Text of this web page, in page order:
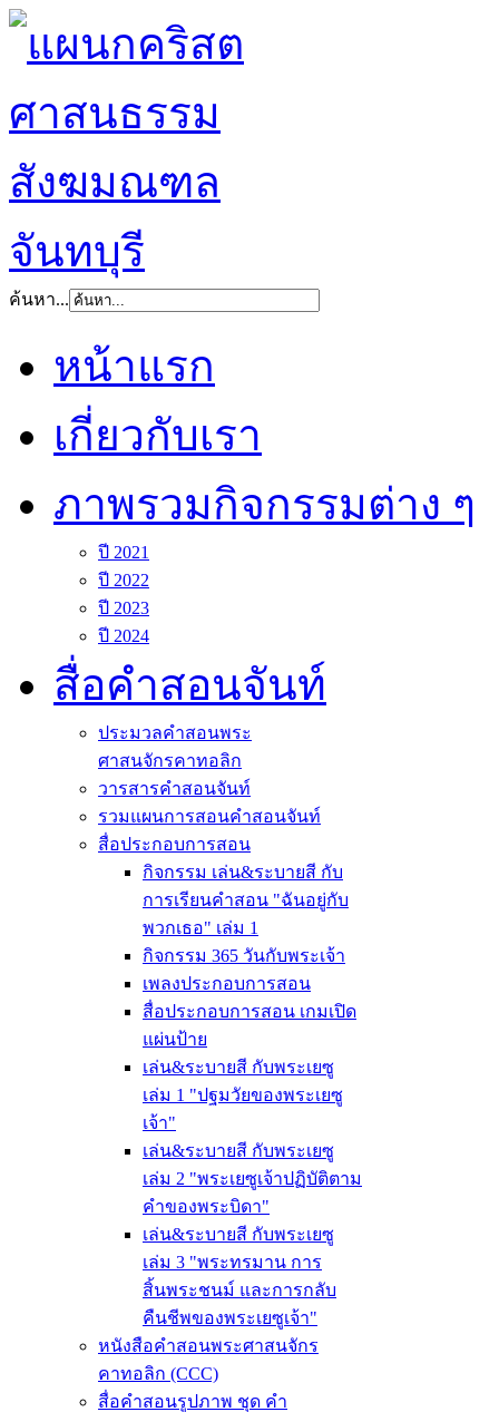
ค้นหา...
หน้าแรก
เกี่ยวกับเรา
ภาพรวมกิจกรรมต่าง ๆ
ปี 2021
ปี 2022
ปี 2023
ปี 2024
สื่อคำสอนจันท์
ประมวลคำสอนพระ
ศาสนจักรคาทอลิก
วารสารคำสอนจันท์
รวมแผนการสอนคำสอนจันท์
สื่อประกอบการสอน
กิจกรรม เล่น&ระบายสี กับ
การเรียนคำสอน "ฉันอยู่กับ
พวกเธอ" เล่ม 1
กิจกรรม 365 วันกับพระเจ้า
เพลงประกอบการสอน
สื่อประกอบการสอน เกมเปิด
แผ่นป้าย
เล่น&ระบายสี กับพระเยซู
เล่ม 1 "ปฐมวัยของพระเยซู
เจ้า"
เล่น&ระบายสี กับพระเยซู
เล่ม 2 "พระเยซูเจ้าปฏิบัติตาม
คำของพระบิดา"
เล่น&ระบายสี กับพระเยซู
เล่ม 3 "พระทรมาน การ
สิ้นพระชนม์ และการกลับ
คืนชีพของพระเยซูเจ้า"
หนังสือคำสอนพระศาสนจักร
คาทอลิก (CCC)
สื่อคำสอนรูปภาพ ชุด คำ